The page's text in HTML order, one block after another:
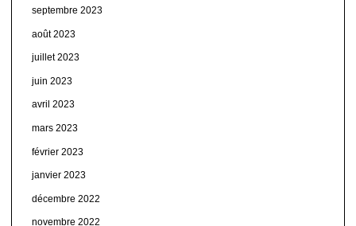
septembre 2023
août 2023
juillet 2023
juin 2023
avril 2023
mars 2023
février 2023
janvier 2023
décembre 2022
novembre 2022